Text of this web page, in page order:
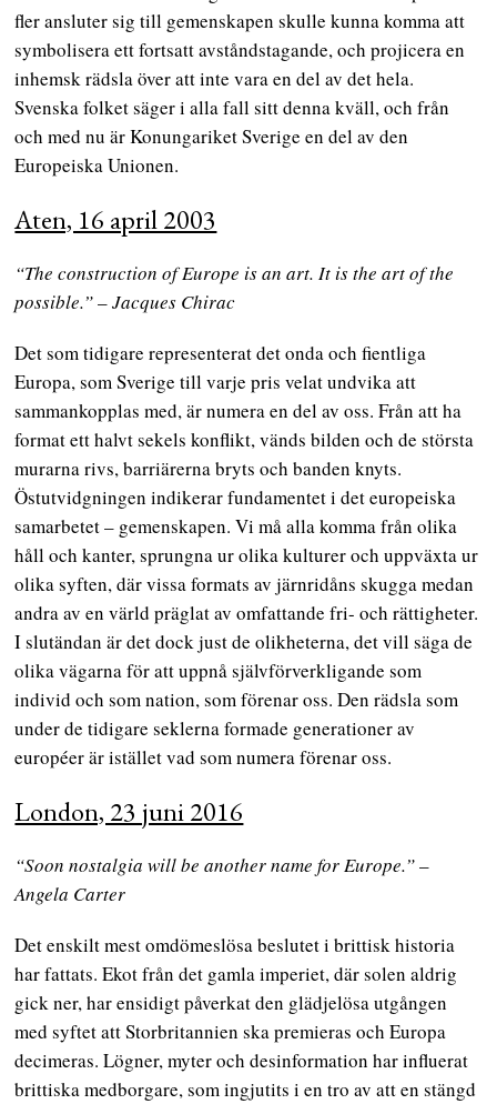
fler ansluter sig till gemenskapen skulle kunna komma att
symbolisera ett fortsatt avståndstagande, och projicera en
inhemsk rädsla över att inte vara en del av det hela.
Svenska folket säger i alla fall sitt denna kväll, och från
och med nu är Konungariket Sverige en del av den
Europeiska Unionen.
Aten, 16 april 2003
“The construction of Europe is an art. It is the art of the
possible.”–Jacques Chirac
Det som tidigare representerat det onda och fientliga
Europa, som Sverige till varje pris velat undvika att
sammankopplas med, är numera en del av oss. Från att ha
format ett halvt sekels konflikt, vänds bilden och de största
murarna rivs, barriärerna bryts och banden knyts.
Östutvidgningen indikerar fundamentet i det europeiska
samarbetet – gemenskapen. Vi må alla komma från olika
håll och kanter, sprungna ur olika kulturer och uppväxta ur
olika syften, där vissa formats av järnridåns skugga medan
andra av en värld präglat av omfattande fri- och rättigheter.
I slutändan är det dock just de olikheterna, det vill säga de
olika vägarna för att uppnå självförverkligande som
individ och som nation, som förenar oss. Den rädsla som
under de tidigare seklerna formade generationer av
européer är istället vad som numera förenar oss.
London, 23 juni 2016
“Soon nostalgia will be another name for Europe.”–
Angela Carter
Det enskilt mest omdömeslösa beslutet i brittisk historia
har fattats. Ekot från det gamla imperiet, där solen aldrig
gick ner, har ensidigt påverkat den glädjelösa utgången
med syftet att Storbritannien ska premieras och Europa
decimeras. Lögner, myter och desinformation har influerat
brittiska medborgare, som ingjutits i en tro av att en stängd